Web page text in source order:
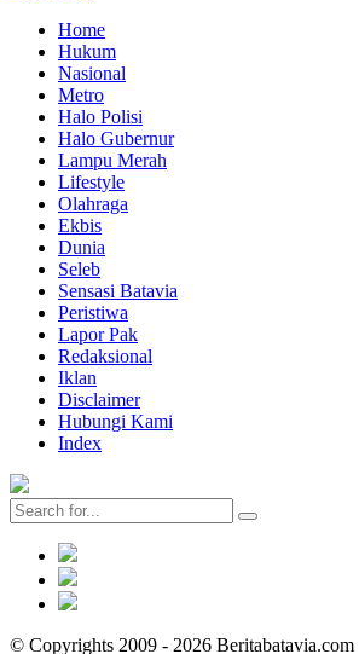
Home
Hukum
Nasional
Metro
Halo Polisi
Halo Gubernur
Lampu Merah
Lifestyle
Olahraga
Ekbis
Dunia
Seleb
Sensasi Batavia
Peristiwa
Lapor Pak
Redaksional
Iklan
Disclaimer
Hubungi Kami
Index
© Copyrights 2009 - 2026 Beritabatavia.com